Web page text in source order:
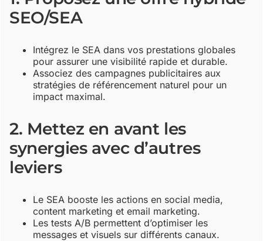
SEO/SEA
Intégrez le SEA dans vos prestations globales
pour assurer une visibilité rapide et durable.
Associez des campagnes publicitaires aux
stratégies de référencement naturel pour un
impact maximal.
2. Mettez en avant les
synergies avec d’autres
leviers
Le SEA booste les actions en social media,
content marketing et email marketing.
Les tests A/B permettent d’optimiser les
messages et visuels sur différents canaux.